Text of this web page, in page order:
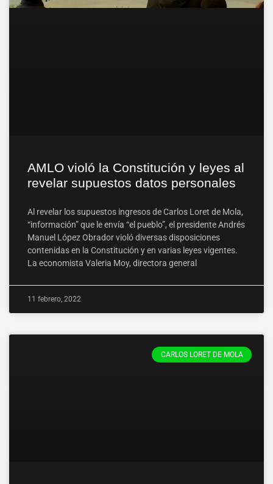
AMLO violó la Constitución y leyes al
revelar supuestos datos personales
Al revelar los supuestos ingresos de Carlos Loret de Mola,
“información” que le envía “el pueblo”, el presidente Andrés
Manuel López Obrador violó diversas disposiciones
contenidas en la Constitución y en varias leyes vigentes.
La economista Valeria Moy, directora general
11 febrero, 2022
CARLOS LORET DE MOLA